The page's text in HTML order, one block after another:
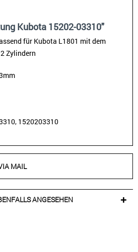
Kubota 15202-03310"
für Kubota L1801 mit dem
Zylindern
1520203310
MAIL
ANGESEHEN